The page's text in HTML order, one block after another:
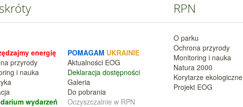
energię
przyrody
i nauka
wydarzeń
POMAGAM UKRAINIE
Aktualności EOG
Deklaracja dostępności
Galeria
Do pobrania
Oczyszczalnie w RPN
RPN
O parku
Ochrona przyrody
Monitoring i nauka
Natura 2000
Korytarze ekologiczne
Projekt EOG